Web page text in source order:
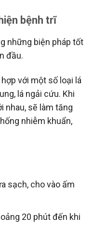
bệnh trĩ
những biện pháp tốt
đầu.
với một số loại lá
lá ngải cứu. Khi
nhau, sẽ làm tăng
nhiễm khuẩn,
sạch, cho vào ấm
20 phút đến khi